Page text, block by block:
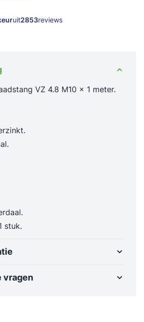
uit2853reviews
VZ 4.8 M10 x 1 meter.
stuk.
vragen